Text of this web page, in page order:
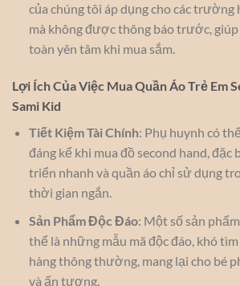
của chúng tôi áp dụng cho các trường
mà không được thông báo trước, giúp
toàn yên tâm khi mua sắm.
Lợi Ích Của Việc Mua Quần Áo Trẻ Em
Sami Kid
Tiết Kiệm Tài Chính: Phụ huynh có
đáng kể khi mua đồ second hand,
triển nhanh và quần áo chỉ sử dụng
thời gian ngắn.
Sản Phẩm Độc Đáo: Một số sản
thể là những mẫu mã độc đáo, khó
hàng thông thường, mang lại cho bé
và ấn tượng.